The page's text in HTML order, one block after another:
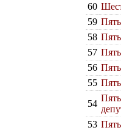
60
59
58
57
56
55
54
53